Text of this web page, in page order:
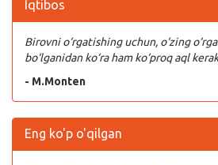
Iqtibos
Birovni o‘rgatishing uchun, o‘zing
bo‘lganidan ko‘ra ham ko‘proq aql
- M.Monten
Eng ko'p o'qilgan